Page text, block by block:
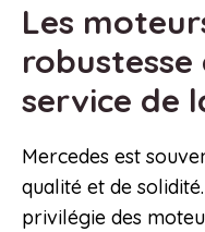
Les
service de
Mercedes est
qualité et de
privilégie des